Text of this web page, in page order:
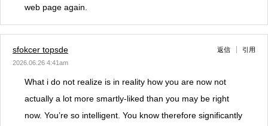
web page again.
sfokcer topsde
2026.06.26 4:41am
返信 引用
What i do not realize is in reality how you are now not
actually a lot more smartly-liked than you may be right
now. You’re so intelligent. You know therefore significantly